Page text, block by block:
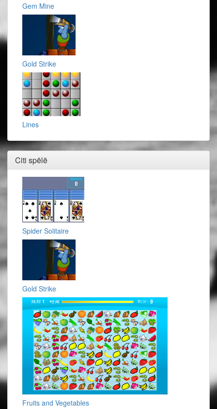
Gem Mine
Gold Strike
Lines
Citi spēlē
Spider Solitaire
Gold Strike
Fruits and Vegetables